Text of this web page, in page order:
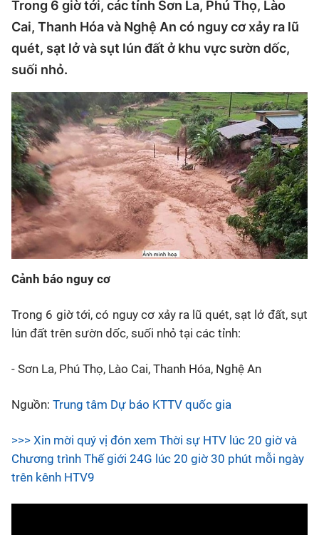
Trong 6 giờ tới, các tỉnh Sơn La, Phú Thọ, Lào
Cai, Thanh Hóa và Nghệ An có nguy cơ xảy ra lũ
quét, sạt lở và sụt lún đất ở khu vực sườn dốc,
suối nhỏ.
Cảnh báo nguy cơ
Trong 6 giờ tới, có nguy cơ xảy ra lũ quét, sạt lở đất, sụt
lún đất trên sườn dốc, suối nhỏ tại các tỉnh:
- Sơn La, Phú Thọ, Lào Cai, Thanh Hóa, Nghệ An
Nguồn: Trung tâm Dự báo KTTV quốc gia
>>> Xin mời quý vị đón xem Thời sự HTV lúc 20 giờ và
Chương trình Thế giới 24G lúc 20 giờ 30 phút mỗi ngày
trên kênh HTV9